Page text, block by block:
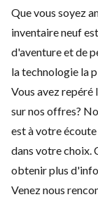
Que vous soyez
inventaire neuf
d'aventure et de
la technologie la
Vous avez repéré
sur nos offres?
est à votre
dans votre choix.
obtenir plus
Venez nous